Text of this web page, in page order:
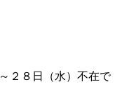
２８日（水）不在で